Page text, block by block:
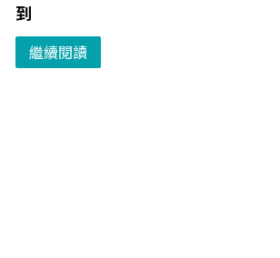
到
繼續閱讀